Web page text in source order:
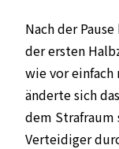
Nach der
der ersten
wie vor einfach
änderte sich
dem Strafraum
Verteidiger